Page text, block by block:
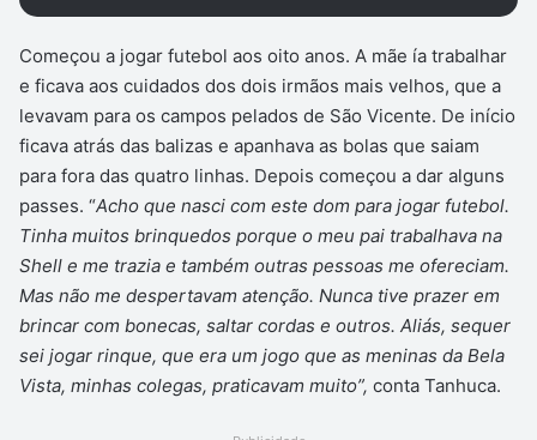
Começou a jogar futebol aos oito anos. A mãe ía trabalhar
e ficava aos cuidados dos dois irmãos mais velhos, que a
levavam para os campos pelados de São Vicente. De início
ficava atrás das balizas e apanhava as bolas que saiam
para fora das quatro linhas. Depois começou a dar alguns
passes. “Acho que nasci com este dom para jogar futebol.
Tinha muitos brinquedos porque o meu pai trabalhava na
Shell e me trazia e também outras pessoas me ofereciam.
Mas não me despertavam atenção. Nunca tive prazer em
brincar com bonecas, saltar cordas e outros. Aliás, sequer
sei jogar rinque, que era um jogo que as meninas da Bela
Vista, minhas colegas, praticavam muito”, conta Tanhuca.